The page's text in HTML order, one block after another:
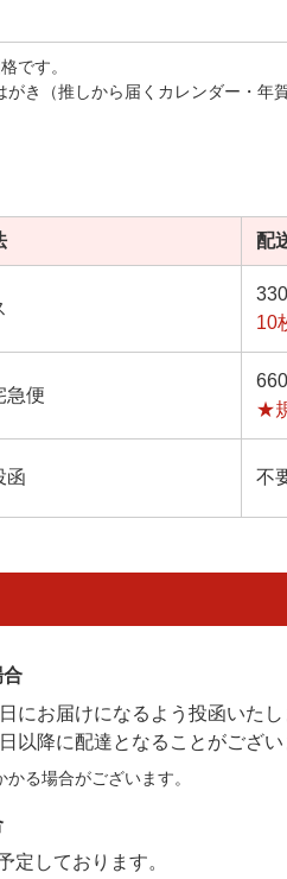
です。
き（推しから届くカレンダー・年
配
10
急便
★
函 不
合
にお届けになるよう投函いたし
以降に配達となることがござい
る場合がございます。
定しております。